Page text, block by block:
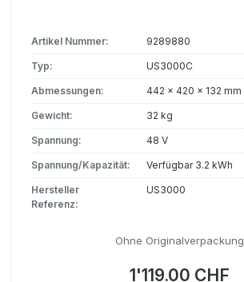
Artikel Nummer: 9289880
Typ: US3000C
Abmessungen: 442 x 420 x 132 mm
Gewicht: 32 kg
Spannung: 48 V
Spannung/Kapazität: Verfügbar 3.2 kWh
Hersteller
Referenz:
US3000
Ohne Originalverpackung
1'119.00 CHF